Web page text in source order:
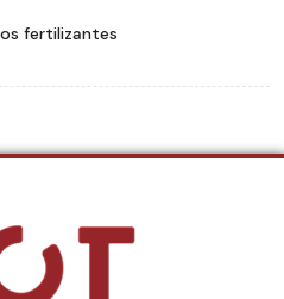
fertilizantes